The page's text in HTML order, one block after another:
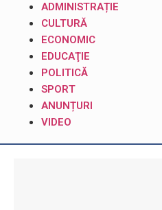
ADMINISTRAȚIE
CULTURĂ
ECONOMIC
EDUCAŢIE
POLITICĂ
SPORT
ANUNȚURI
VIDEO